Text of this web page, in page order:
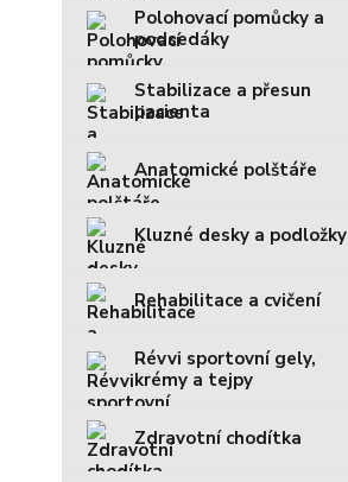
Polohovací pomůcky a
podsedáky
Stabilizace a přesun
pacienta
Anatomické polštáře
Kluzné desky a podložky
Rehabilitace a cvičení
Révvi sportovní gely,
krémy a tejpy
Zdravotní chodítka